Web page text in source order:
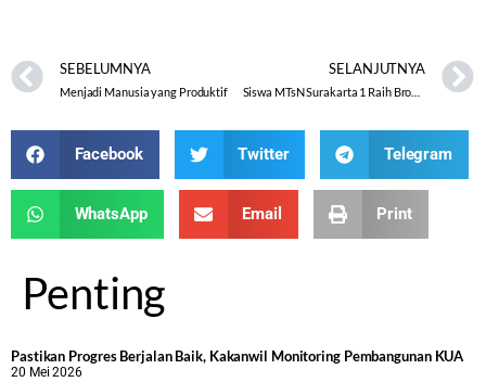
SEBELUMNYA
Menjadi Manusia yang Produktif
SELANJUTNYA
Facebook Twitter Telegram
WhatsApp Email Print
Penting
Pastikan Progres Berjalan Baik, Kakanwil Monitoring Pembangunan KUA
20 Mei 2026